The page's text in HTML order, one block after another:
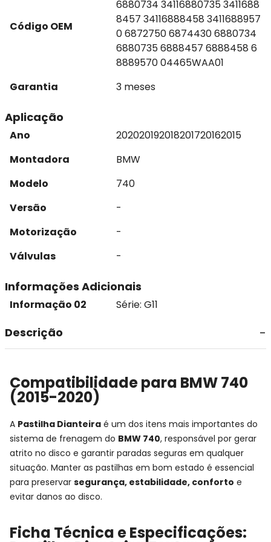
Código OEM
6880734 34116880735 3411688
8457 34116888458 3411688957
0 6872750 6874430 6880734
6880735 6888457 6888458 6
8889570 04465WAA01
Garantia
3 meses
Aplicação
Ano 202020192018201720162015
Montadora
BMW
Modelo
740
Versão
-
Motorização
-
Válvulas
-
Informações Adicionais
Informação 02 Série: G11
Descrição
Compatibilidade para BMW 740
(2015-2020)
A Pastilha Dianteira é um dos itens mais importantes do
sistema de frenagem do BMW 740, responsável por gerar
atrito no disco e garantir paradas seguras em qualquer
situação. Manter as pastilhas em bom estado é essencial
para preservar segurança, estabilidade, conforto e
evitar danos ao disco.
Ficha Técnica e Especificações: